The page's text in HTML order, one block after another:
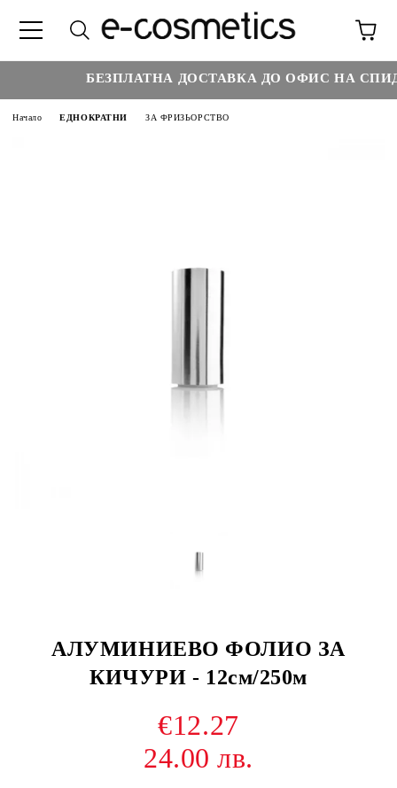
БЕЗПЛАТНА ДОСТАВКА ДО ОФИС НА
Начало ЕДНОКРАТНИ ЗА ФРИЗЬОРСТВО
АЛУМИНИЕВО ФОЛИО ЗА
КИЧУРИ - 12см/250м
€12.27
24.00 лв.